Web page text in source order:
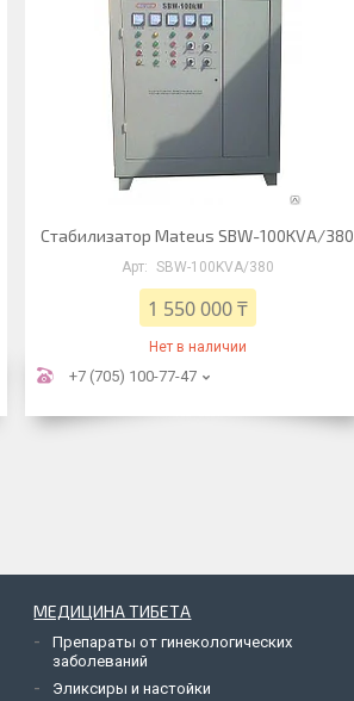
Стабилизатор Mateus SBW-100KVA/380
SBW-100KVA/380
1 550 000 ₸
Нет в наличии
+7 (705) 100-77-47
МЕДИЦИНА ТИБЕТА
Препараты от гинекологических
заболеваний
Эликсиры и настойки